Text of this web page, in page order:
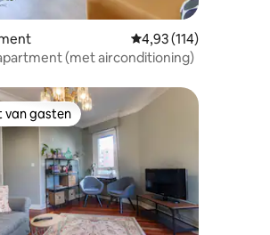
van 4,82 uit 5, 579 recensies
Gemiddelde
4,93 (114)
(met airconditioning)
van gasten
van gasten